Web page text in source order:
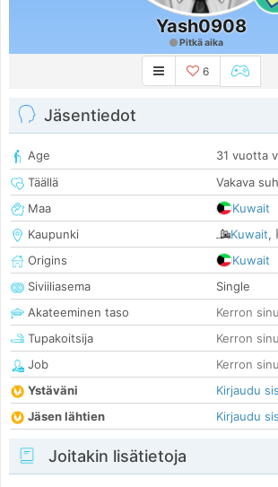
Yash0908
Pitkä aika
6
Jäsentiedot
Age
31 vuotta
Täällä
Vakava
Maa
Kuwait
Kaupunki
Kuwait,
Origins
Kuwait
Siviiliasema
Single
Akateeminen taso
Kerron
Tupakoitsija
Kerron
Job
Kerron
Ystäväni
Kirjaudu
Jäsen lähtien
Kirjaudu
Joitakin lisätietoja